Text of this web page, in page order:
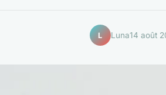
L Luna14 août